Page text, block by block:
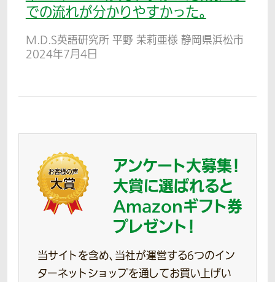
での流れが分かりやすかった。
M.D.S英語研究所 平野 茉莉亜様 静岡県浜松市
2024年7月4日
アンケート大募集！
大賞に選ばれると
Amazonギフト券
プレゼント！
当サイトを含め、当社が運営する6つのイン
ターネットショップを通してお買い上げい